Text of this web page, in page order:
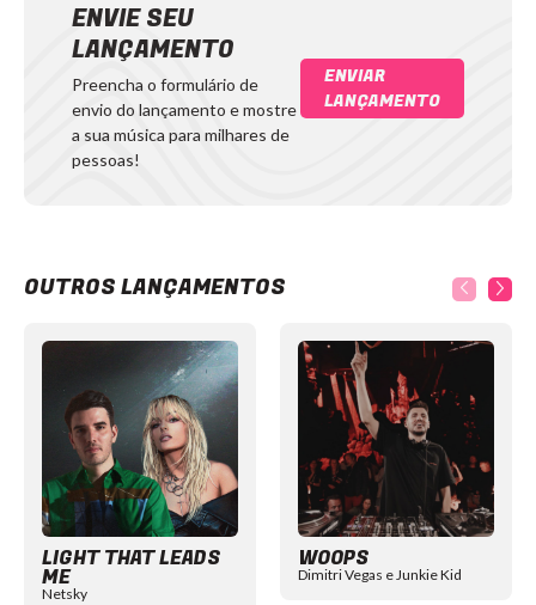
ENVIE SEU
LANÇAMENTO
Preencha o formulário de
envio do lançamento e mostre
a sua música para milhares de
pessoas!
ENVIAR
LANÇAMENTO
OUTROS LANÇAMENTOS
LIGHT THAT LEADS
ME
Netsky
WOOPS
Dimitri Vegas e Junkie Kid